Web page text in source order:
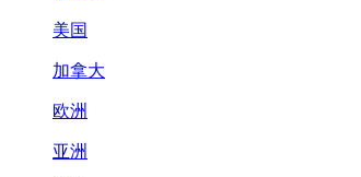
美国
加拿大
欧洲
亚洲